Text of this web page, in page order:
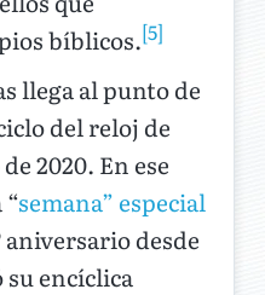
bíblicos.[5]
llega al punto de
del reloj de
2020. En ese
semana” especial
aniversario desde
su encíclica